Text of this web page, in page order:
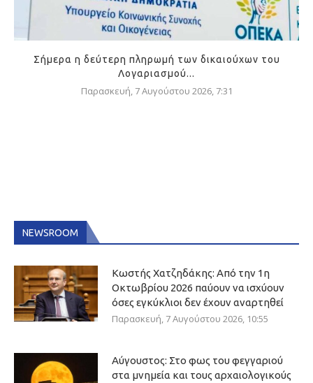
Σήμερα η δεύτερη πληρωμή των δικαιούχων του
Λογαριασμού...
Παρασκευή, 7 Αυγούστου 2026, 7:31
NEWSROOM
Κωστής Χατζηδάκης: Από την 1η
Οκτωβρίου 2026 παύουν να ισχύουν
όσες εγκύκλιοι δεν έχουν αναρτηθεί
Παρασκευή, 7 Αυγούστου 2026, 10:55
Αύγουστος: Στο φως του φεγγαριού
στα μνημεία και τους αρχαιολογικούς